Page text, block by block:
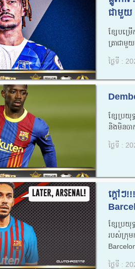
ជាមួយ
ខ្សែបម្រ
ត្រាជាមួ
ថ្ងៃទី :
ខ្សែប្រយុ
និងមិនចា
ថ្ងៃទី :
ក្តៅៗ
ខ្សែប្រយុ
របស់ក្រុ
ថ្ងៃទី :